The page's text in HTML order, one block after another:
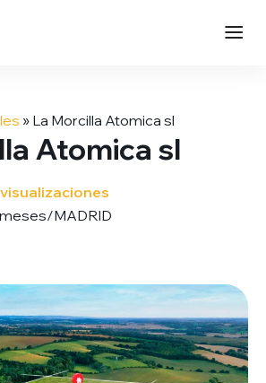
» La Morcilla Atomica sl
Atomica sl
/MADRID